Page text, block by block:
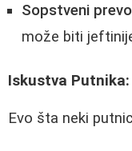
Sopstveni
može biti
Iskustva Putnika:
Evo šta neki